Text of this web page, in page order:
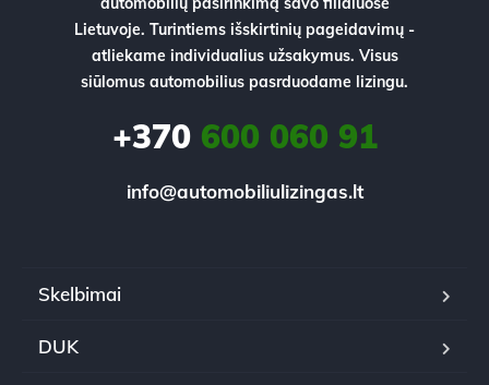
Lietuvoje. Turintiems išskirtinių pageidavimų -
atliekame individualius užsakymus. Visus
siūlomus automobilius pasrduodame lizingu.
+370600 060 91
info@automobiliulizingas.lt
Skelbimai
DUK